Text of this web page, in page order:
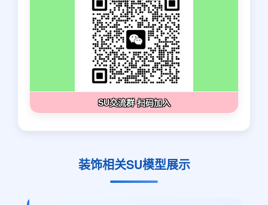
SU交流群 扫码加入
装饰相关SU模型展示